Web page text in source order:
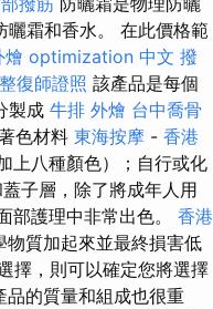
曬霜和香水。 在此價格範
燴 optimization 中文 撥
整復師證照 該產品是每個
製成 牛排 外燴 台中喬骨
色材料 東海按摩 - 香港
上八種顏色）；自行或化
子層，除了將成年人用
部護理中非常出色。 香港
質加起來並最終損害低
擇，則可以確定您將選擇
品的質量和組成也很重